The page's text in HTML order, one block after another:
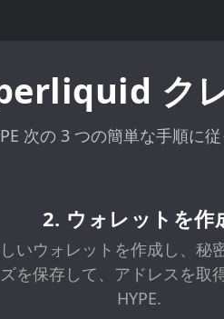
ク
次の 3 つの簡単な手順に従
2. ウォレットを作
いウォレットを作成し、秘
ズを保存して、アドレスを取
HYPE.